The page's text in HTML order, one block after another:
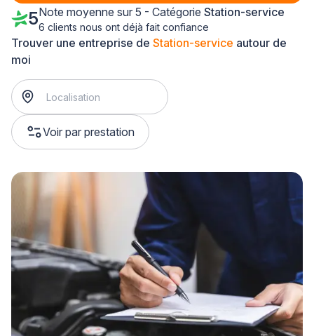
Trouver une entreprise de Station-service autour de
moi
Voir par prestation
5Note moyenne sur 5 - Catégorie Station-service
6 clients nous ont déjà fait confiance